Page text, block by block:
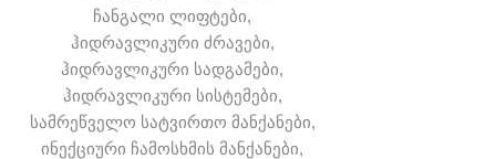
ჩანგალი ლიფტები,
ჰიდრავლიკური ძრავები,
ჰიდრავლიკური სადგამები,
ჰიდრავლიკური სისტემები,
სამრეწველო სატვირთო მანქანები,
ინექციური ჩამოსხმის მანქანები,